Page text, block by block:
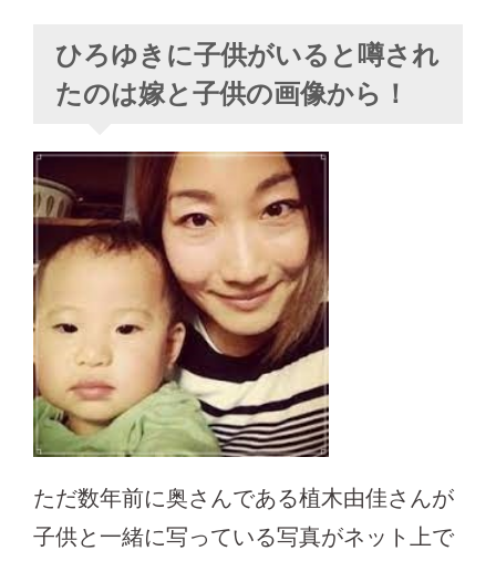
ひろゆきに子供がいると噂され
たのは嫁と子供の画像から！
ただ数年前に奥さんである植木由佳さんが
子供と一緒に写っている写真がネット上で